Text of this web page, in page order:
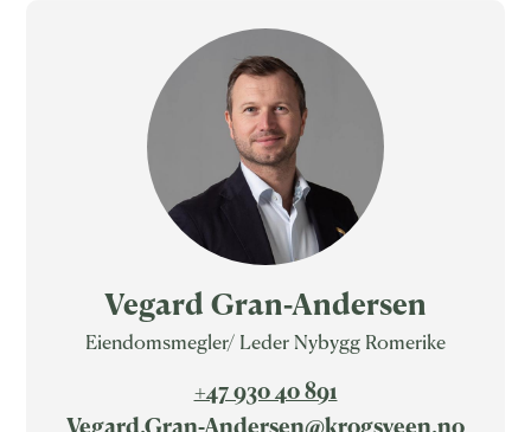
Vegard Gran-Andersen
Eiendomsmegler/ Leder Nybygg Romerike
+47 930 40 891
Vegard.Gran-Andersen@krogsveen.no